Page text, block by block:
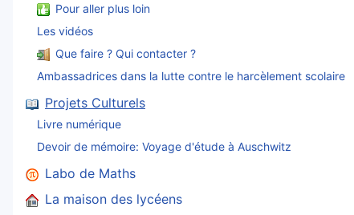
Pour aller plus loin
Les vidéos
Que faire ? Qui contacter ?
Ambassadrices dans la lutte contre le harcèlement scolaire
Projets Culturels
Livre numérique
Devoir de mémoire: Voyage d'étude à Auschwitz
Labo de Maths
La maison des lycéens